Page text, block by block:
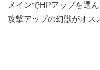
メインでHPアップを選
攻撃アップの幻獣がオス